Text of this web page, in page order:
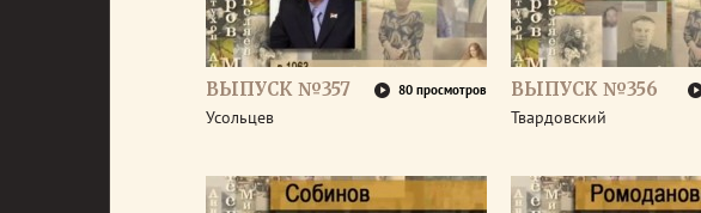
ВЫПУСК №357 80 просмотров
Усольцев
ВЫПУСК №356
Твардовский